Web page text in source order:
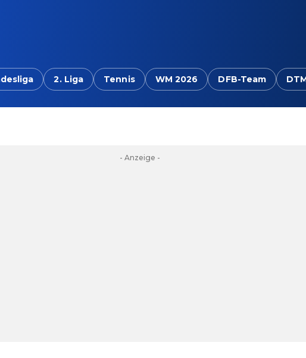
2. Liga Tennis WM 2026 DFB-Team
- Anzeige -